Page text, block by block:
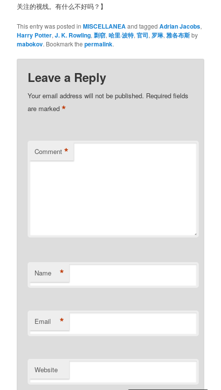
关注的视线。有什么不好吗？】
This entry was posted inMISCELLANEAand taggedAdrian Jacobs,
Harry Potter,J. K. Rowling,剽窃,哈里·波特,官司, 罗琳,雅各布斯by
mabokov. Bookmark thepermalink.
Leave a Reply
Your email address will not be published. Required fields
are marked*
Comment *
Name *
Email *
Website